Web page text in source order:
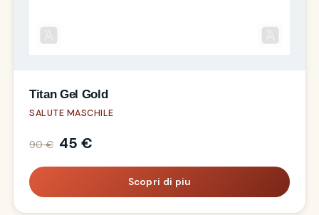
Titan Gel Gold
SALUTE MASCHILE
90 € 45 €
Scopri di piu